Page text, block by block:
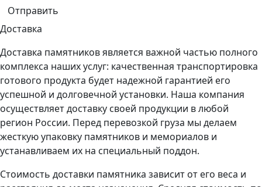
Доставка
Доставка памятников является важной частью полного
комплекса наших услуг: качественная транспортировка
готового продукта будет надежной гарантией его
успешной и долговечной установки. Наша компания
осуществляет доставку своей продукции в любой
регион России. Перед перевозкой груза мы делаем
жесткую упаковку памятников и мемориалов и
устанавливаем их на специальный поддон.
Стоимость доставки памятника зависит от его веса и